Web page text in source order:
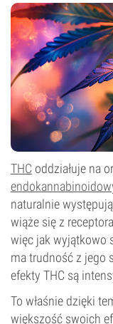
THC oddziałuje na
naturalnie
wiąże się z
więc jak wyjątkowo
ma trudność z jego
efekty THC są
To właśnie dzięki
większość swoich